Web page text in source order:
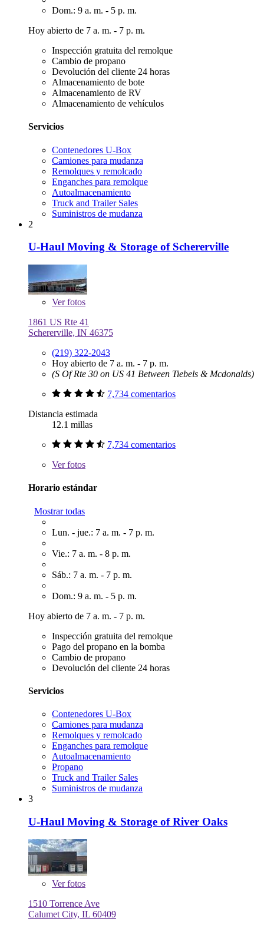
Dom.: 9 a. m. - 5 p. m.
Hoy abierto de 7 a. m. - 7 p. m.
Inspección gratuita del remolque
Cambio de propano
Devolución del cliente 24 horas
Almacenamiento de bote
Almacenamiento de RV
Almacenamiento de vehículos
Servicios
Contenedores U-Box
Camiones para mudanza
Remolques y remolcado
Enganches para remolque
Autoalmacenamiento
Truck and Trailer Sales
Suministros de mudanza
2
U-Haul Moving & Storage of Schererville
Verfotos
1861 US Rte 41
Schererville, IN 46375
(219) 322-2043
Hoy abierto de 7 a. m. - 7 p. m.
(S Of Rte 30 on US 41 Between Tiebels & Mcdonalds)
7,734 comentarios
Distancia estimada
12.1 millas
7,734 comentarios
Verfotos
Horario estándar
Mostrar todas
Lun. - jue.: 7 a. m. - 7 p. m.
Vie.: 7 a. m. - 8 p. m.
Sáb.: 7 a. m. - 7 p. m.
Dom.: 9 a. m. - 5 p. m.
Hoy abierto de 7 a. m. - 7 p. m.
Inspección gratuita del remolque
Pago del propano en la bomba
Cambio de propano
Devolución del cliente 24 horas
Servicios
Contenedores U-Box
Camiones para mudanza
Remolques y remolcado
Enganches para remolque
Autoalmacenamiento
Propano
Truck and Trailer Sales
Suministros de mudanza
3
U-Haul Moving & Storage of River Oaks
Verfotos
1510 Torrence Ave
Calumet City, IL 60409